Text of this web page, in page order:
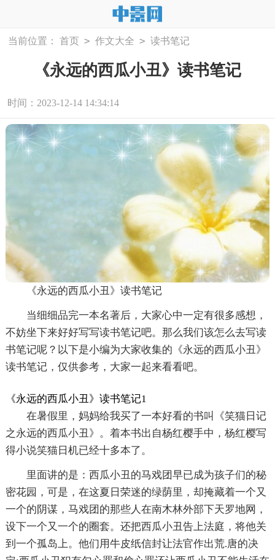
当前位置： 首页 > 作文大全 > 读书笔记
《永远的西瓜小丑》读书笔记
时间：2023-12-14 14:34:14
《永远的西瓜小丑》读书笔记
当细细品完一本名著后，大家心中一定有很多感想，
不妨坐下来好好写写读书笔记吧。那么我们该怎么去写读
书笔记呢？以下是小编为大家收集的《永远的西瓜小丑》
读书笔记，仅供参考，大家一起来看看吧。
《永远的西瓜小丑》读书笔记1
在暑假里，妈妈给我买了一本好看的书叫《笑猫日记
之永远的西瓜小丑》。着本书出自杨红樱手中，杨红樱写
得小说笑猫日机已经十多本了。
里面讲的是：西瓜小丑的马戏团早已成为孩子们的秘
密花园，可是，在这夏日荣迷的绿荫里，却掩藏着一个又
一个的阴谋，马戏团的那些人在南木林外部下天罗地网，
设下一个又一个的圈套。还把西瓜小丑告上法庭，将他关
到一个孤岛上。他们用牛皮纸信封让法官作出荒.唐的决